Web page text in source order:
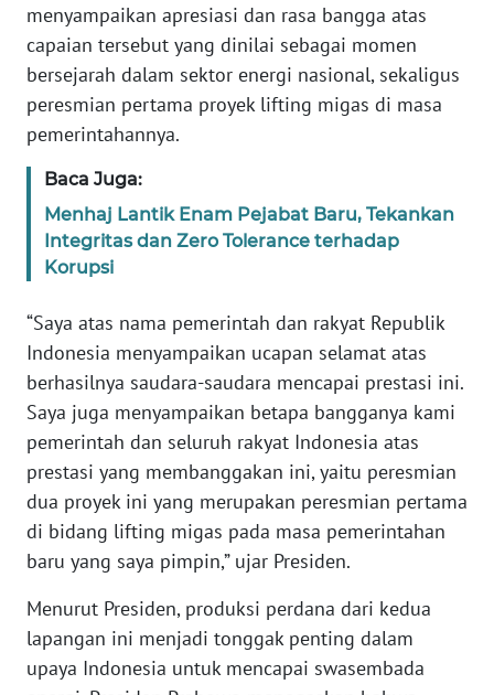
menyampaikan apresiasi dan rasa bangga atas
capaian tersebut yang dinilai sebagai momen
bersejarah dalam sektor energi nasional, sekaligus
peresmian pertama proyek lifting migas di masa
pemerintahannya.
Baca Juga:
Menhaj Lantik Enam Pejabat Baru, Tekankan
Integritas dan Zero Tolerance terhadap
Korupsi
“Saya atas nama pemerintah dan rakyat Republik
Indonesia menyampaikan ucapan selamat atas
berhasilnya saudara-saudara mencapai prestasi ini.
Saya juga menyampaikan betapa bangganya kami
pemerintah dan seluruh rakyat Indonesia atas
prestasi yang membanggakan ini, yaitu peresmian
dua proyek ini yang merupakan peresmian pertama
di bidang lifting migas pada masa pemerintahan
baru yang saya pimpin,” ujar Presiden.
Menurut Presiden, produksi perdana dari kedua
lapangan ini menjadi tonggak penting dalam
upaya Indonesia untuk mencapai swasembada
TENTANG
KAMI
PEDOMAN
MEDIA
REDAKSI
KARIR
DISCLAIMER
Wahana
News
Regional
WN
SUMUT
WN
WN
JABAR